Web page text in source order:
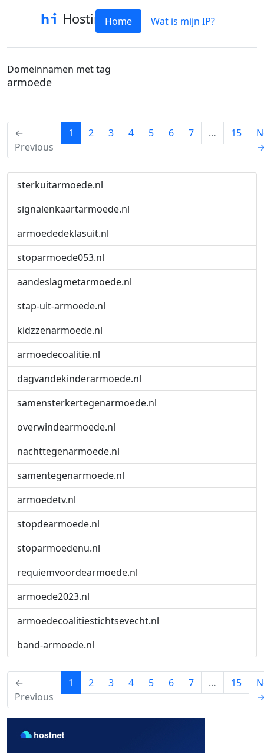
HostinfoHome Wat is mijn IP?
Domeinnamen met tag
armoede
←
Previous
1 (current)
2 3 4 5 6 7 … 15
sterkuitarmoede.nl
signalenkaartarmoede.nl
armoededeklasuit.nl
stoparmoede053.nl
aandeslagmetarmoede.nl
stap-uit-armoede.nl
kidzzenarmoede.nl
armoedecoalitie.nl
dagvandekinderarmoede.nl
samensterkertegenarmoede.nl
overwindearmoede.nl
nachttegenarmoede.nl
samentegenarmoede.nl
armoedetv.nl
stopdearmoede.nl
stoparmoedenu.nl
requiemvoordearmoede.nl
armoede2023.nl
armoedecoalitiestichtsevecht.nl
band-armoede.nl
←
Previous
1 (current)
2 3 4 5 6 7 … 15